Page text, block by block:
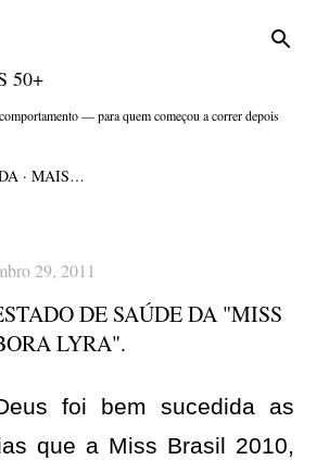
50+
— para quem começou a correr depois
MAIS…
29, 2011
DE SAÚDE DA "MISS
LYRA".
foi bem sucedida as
que a Miss Brasil 2010,